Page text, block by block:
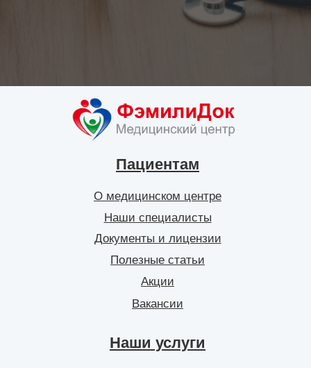
Вакансии
О медицинском центре
Документы и лицензии
Наши специалисты
Полезные статьи
Пациентам
Акции
Наши услуги